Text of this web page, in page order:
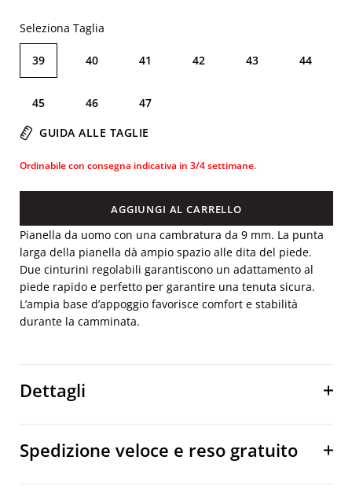
Seleziona Taglia
39 40 41 42 43 44
45 46
47
GUIDA ALLE TAGLIE
Ordinabile con consegna indicativa in 3/4 settimane.
AGGIUNGI AL CARRELLO
Pianella da uomo con una cambratura da 9 mm. La punta
larga della pianella dà ampio spazio alle dita del piede.
Due cinturini regolabili garantiscono un adattamento al
piede rapido e perfetto per garantire una tenuta sicura.
L’ampia base d’appoggio favorisce comfort e stabilità
durante la camminata.
Dettagli
Spedizione veloce e reso gratuito